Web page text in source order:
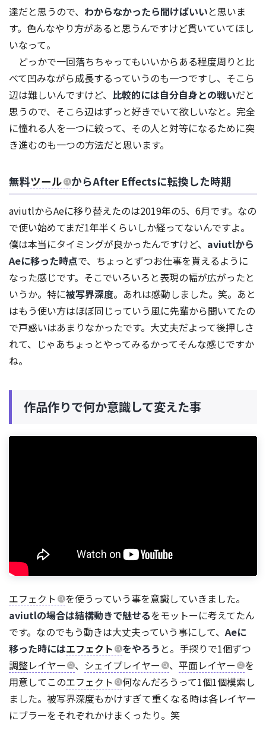
達だと思うので、 わからなかったら聞けばいいと思いま
す。色んなやり方があると思うんですけど貫いていてほし
いなって。
どっかで一回落ちちゃってもいいからある程度周りと比
べて凹みながら成長するっていうのも一つですし、そこら
辺は難しいんですけど、 比較的には自分自身との戦いだと
思うので、そこら辺はずっと好きでいて欲しいなと。完全
に憧れる人を一つに絞って、その人と対等になるために突
き進むのも一つの方法だと思います。
無料ツール からAfter Effectsに転換した時期
aviutlからAeに移り替えたのは2019年の5、6月です。なの
で使い始めてまだ1年半くらいしか経ってないんですよ。
僕は本当にタイミングが良かったんですけど、 aviutlから
Aeに移った時点で、ちょっとずつお仕事を貰えるように
なった感じです。そこでいろいろと表現の幅が広がったと
いうか。特に被写界深度。あれは感動しました。笑。あと
はもう使い方はほぼ同じっていう風に先輩から聞いてたの
で戸惑いはあまりなかったです。大丈夫だよって後押しさ
れて、じゃあちょっとやってみるかってそんな感じですか
ね。
作品作りで何か意識して変えた事
エフェクト
を使うっていう事を意識していきました。
aviutlの場合は結構動きで魅せるをモットーに考えてたん
です。なのでもう動きは大丈夫っていう事にして、 Aeに
移った時にはエフェクト をやろう と。手探りで1個ずつ
調整レイヤー
、 シェイプレイヤー 、 平面レイヤー
を
用意してこのエフェクト
何なんだろうって1個1個模索し
ました。被写界深度もかけすぎて重くなる時は各レイヤー
にブラーをそれぞれかけまくったり。笑